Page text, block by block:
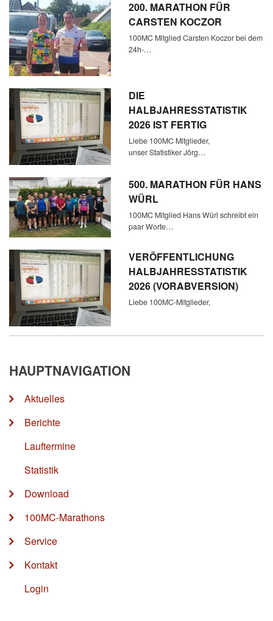
200. MARATHON FÜR
CARSTEN KOCZOR
100MC Mitglied Carsten Koczor bei dem
24h-…
DIE
HALBJAHRESSTATISTIK
2026 IST FERTIG
Liebe 100MC Mitglieder,
unser Statistiker Jörg…
500. MARATHON FÜR HANS
WÜRL
100MC Mitglied Hans Würl schreibt ein
paar Worte…
VERÖFFENTLICHUNG
HALBJAHRESSTATISTIK
2026 (VORABVERSION)
Liebe 100MC-Mitglieder,
HAUPTNAVIGATION
Aktuelles
Berichte
Lauftermine
Statistik
Download
100MC-Marathons
Service
Kontakt
Login